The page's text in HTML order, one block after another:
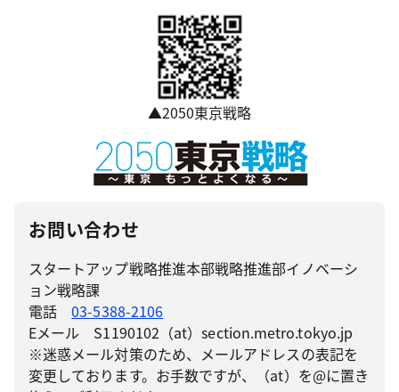
▲2050東京戦略
お問い合わせ
スタートアップ戦略推進本部戦略推進部イノベーシ
ョン戦略課
電話03-5388-2106
Eメール S1190102（at）section.metro.tokyo.jp
※迷惑メール対策のため、メールアドレスの表記を
変更しております。お手数ですが、（at）を@に置き